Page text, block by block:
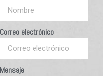
Correo electrónico
Mensaje